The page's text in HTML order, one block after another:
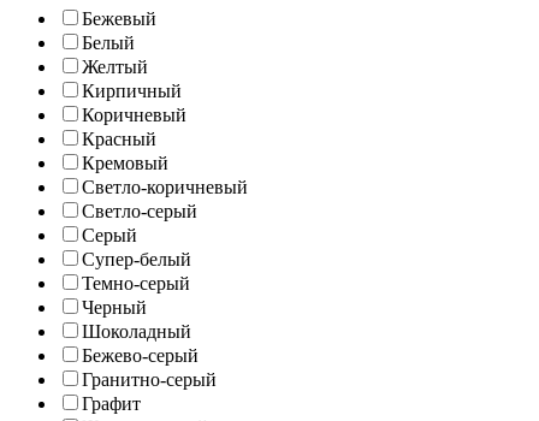
Бежевый
Белый
Желтый
Кирпичный
Коричневый
Красный
Кремовый
Светло-коричневый
Светло-серый
Серый
Супер-белый
Темно-серый
Черный
Шоколадный
Бежево-серый
Гранитно-серый
Графит